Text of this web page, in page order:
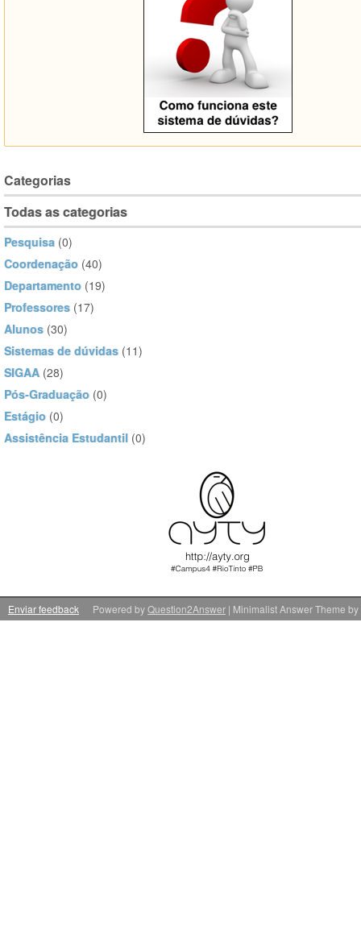
Categorias
Todas as categorias
Pesquisa (0)
Coordenação (40)
Departamento (19)
Professores (17)
Alunos (30)
Sistemas de dúvidas (11)
SIGAA (28)
Pós-Graduação (0)
Estágio (0)
Assistência Estudantil (0)
Enviar feedback | Minimalist Answer Theme by
Powered byQuestion2Answer